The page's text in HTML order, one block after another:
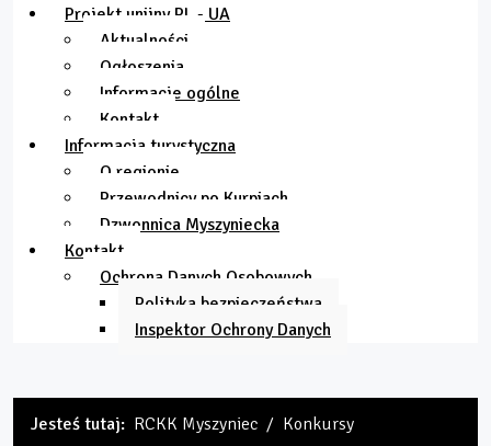
Projekt unijny PL - UA
Aktualności
Ogłoszenia
Informacje ogólne
Kontakt
Informacja turystyczna
O regionie
Przewodnicy po Kurpiach
Dzwonnica Myszyniecka
Kontakt
Ochrona Danych Osobowych
Polityka bezpieczeństwa
Inspektor Ochrony Danych
Jesteś tutaj: RCKK Myszyniec Konkursy